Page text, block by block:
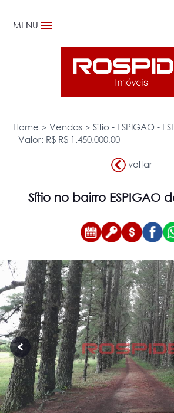
MENU
Home > Vendas > Sítio - ESPIGAO -
- Valor: R$ R$ 1.450.000,00
voltar
Sítio no bairro ESPIGAO